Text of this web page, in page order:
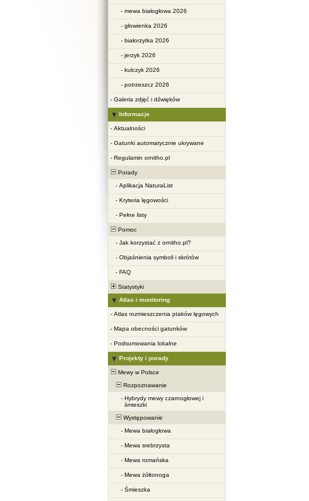
- mewa białogłowa 2026
- głowienka 2026
- białorzytka 2026
- jerzyk 2026
- kulczyk 2026
- potrzeszcz 2026
- Galeria zdjęć i dźwięków
Informacje
- Aktualności
- Gatunki automatycznie ukrywane
- Regulamin ornitho.pl
Porady
- Aplikacja NaturaList
- Kryteria lęgowości
- Pełne listy
Pomoc
- Jak korzystać z ornitho.pl?
- Objaśnienia symboli i skrótów
- FAQ
Statystyki
Atlas i monitoring
- Atlas rozmieszczenia ptaków lęgowych
- Mapa obecności gatunków
- Podsumowania lokalne
Projekty i porady
Mewy w Polsce
Rozpoznawanie
- Hybrydy mewy czarnogłowej i
śmieszki
Występowanie
- Mewa białogłowa
- Mewa srebrzysta
- Mewa romańska
- Mewa żółtonoga
- Śmieszka